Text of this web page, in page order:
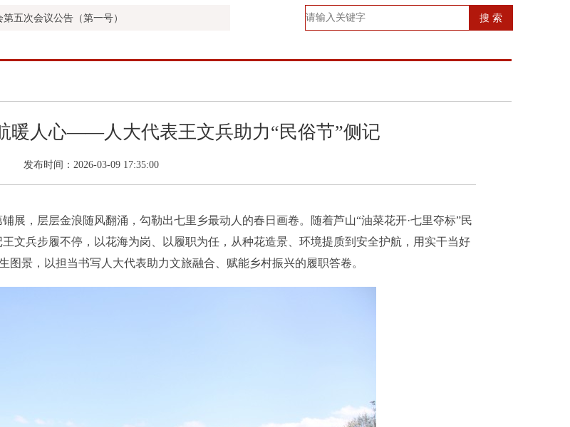
五次会议公告（第一号）
暖人心——人大代表王文兵助力“民俗节”侧记
发布时间：2026-03-09 17:35:00
展，层层金浪随风翻涌，勾勒出七里乡最动人的春日画卷。随着芦山“油菜花开·七里夺标”民
文兵步履不停，以花海为岗、以履职为任，从种花造景、环境提质到安全护航，用实干当好
图景，以担当书写人大代表助力文旅融合、赋能乡村振兴的履职答卷。